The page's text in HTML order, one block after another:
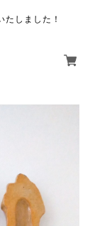
しました！